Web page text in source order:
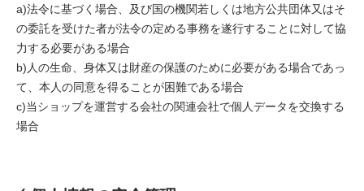
a)法令に基づく場合、及び国の機関若しくは地方公共団体又はそ
の委託を受けた者が法令の定める事務を遂行することに対して協
力する必要がある場合
b)人の生命、身体又は財産の保護のために必要がある場合であっ
て、本人の同意を得ることが困難である場合
c)当ショップを運営する会社の関連会社で個人データを交換する
場合